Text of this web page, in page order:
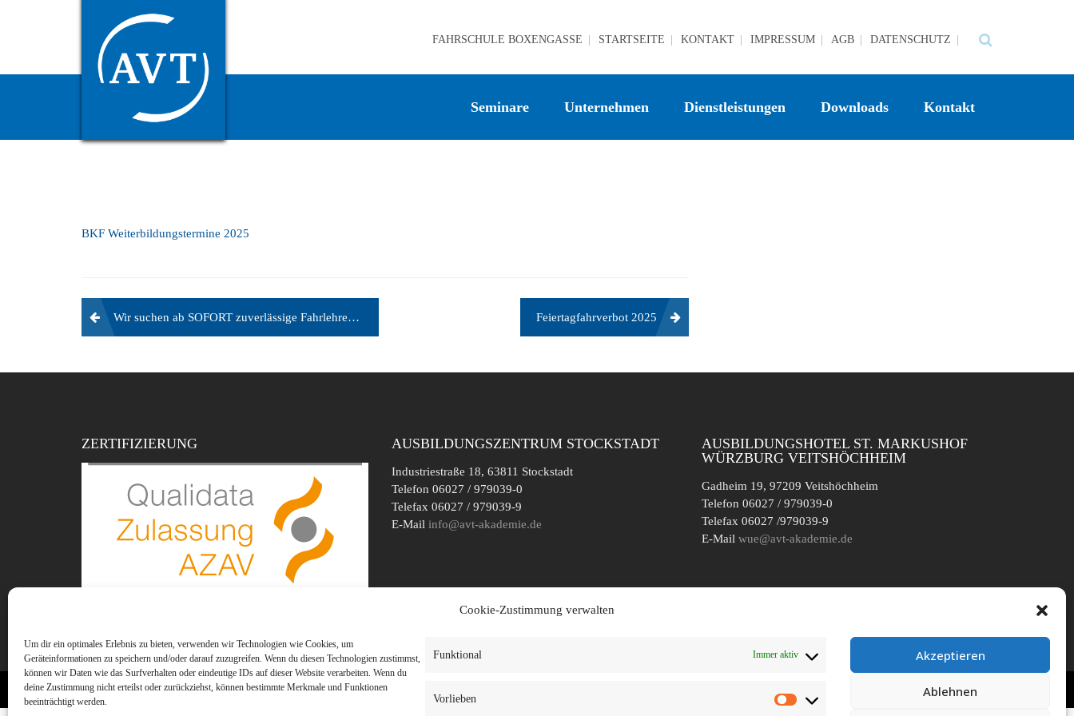
Cookie-Zustimmung verwalten
Um dir ein optimales Erlebnis zu bieten, verwenden wir Technologien wie Cookies, um
Geräteinformationen zu speichern und/oder darauf zuzugreifen. Wenn du diesen Technologien zustimmst,
können wir Daten wie das Surfverhalten oder eindeutige IDs auf dieser Website verarbeiten. Wenn du
deine Zustimmung nicht erteilst oder zurückziehst, können bestimmte Merkmale und Funktionen
beeinträchtigt werden.
Funktional Immer aktiv
Vorlieben
Vorlieben
Akzeptieren
Ablehnen
FAHRSCHULE BOXENGASSE STARTSEITE KONTAKT IMPRESSUM AGB DATENSCHUTZ
Seminare Unternehmen Dienstleistungen Downloads Kontakt
BKF Weiterbildungstermine 2025
Beitragsnavigation
Wir suchen ab SOFORT zuverlässige Fahrlehrer (m/w/d) in Voll- oder Teilzeit Feiertagfahrverbot 2025
ZERTIFIZIERUNG AUSBILDUNGSZENTRUM STOCKSTADT
Industriestraße 18, 63811 Stockstadt
Telefon 06027 / 979039-0
Telefax 06027 / 979039-9
E-Mail info@avt-akademie.de
AUSBILDUNGSHOTEL ST. MARKUSHOF
WÜRZBURG VEITSHÖCHHEIM
Gadheim 19, 97209 Veitshöchheim
Telefon 06027 / 979039-0
Telefax 06027 /979039-9
E-Mail wue@avt-akademie.de
® 2019 AVT-Akademie